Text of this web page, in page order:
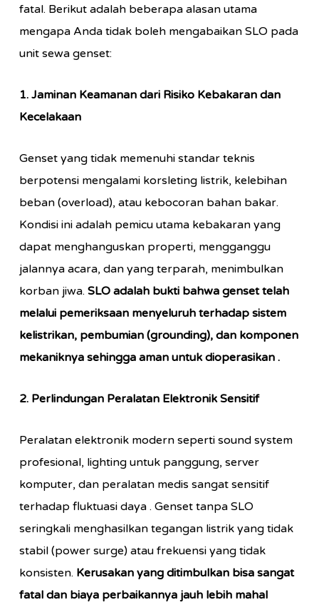
fatal. Berikut adalah beberapa alasan utama
mengapa Anda tidak boleh mengabaikan SLO pada
unit sewa genset:
1. Jaminan Keamanan dari Risiko Kebakaran dan
Kecelakaan
Genset yang tidak memenuhi standar teknis
berpotensi mengalami korsleting listrik, kelebihan
beban (overload), atau kebocoran bahan bakar.
Kondisi ini adalah pemicu utama kebakaran yang
dapat menghanguskan properti, mengganggu
jalannya acara, dan yang terparah, menimbulkan
korban jiwa. SLO adalah bukti bahwa genset telah
melalui pemeriksaan menyeluruh terhadap sistem
kelistrikan, pembumian (grounding), dan komponen
mekaniknya sehingga aman untuk dioperasikan .
2. Perlindungan Peralatan Elektronik Sensitif
Peralatan elektronik modern seperti sound system
profesional, lighting untuk panggung, server
komputer, dan peralatan medis sangat sensitif
terhadap fluktuasi daya . Genset tanpa SLO
seringkali menghasilkan tegangan listrik yang tidak
stabil (power surge) atau frekuensi yang tidak
konsisten. Kerusakan yang ditimbulkan bisa sangat
fatal dan biaya perbaikannya jauh lebih mahal